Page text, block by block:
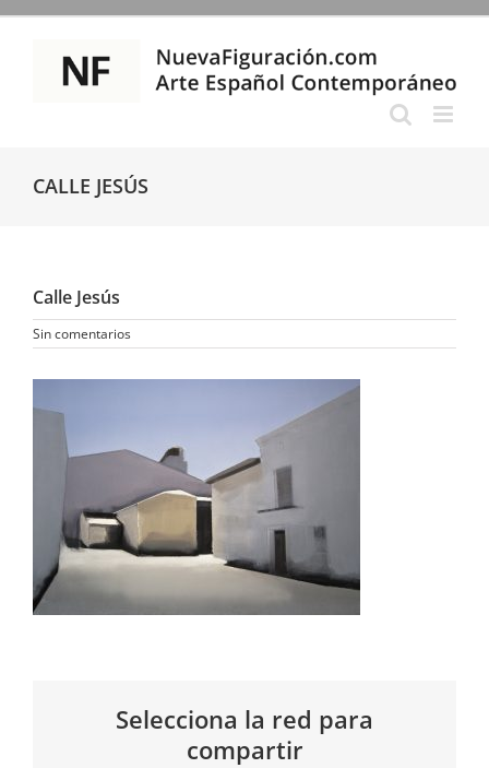
Saltar
contenido
CALLE JESÚS
Calle Jesús
Sin comentarios
Selecciona la red para
compartir